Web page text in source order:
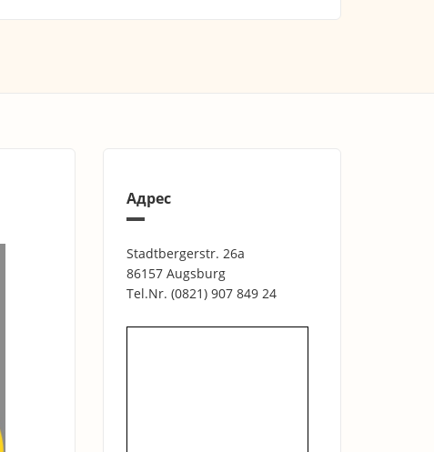
Адрес
Stadtbergerstr. 26a
86157 Augsburg
Tel.Nr. (0821) 907 849 24